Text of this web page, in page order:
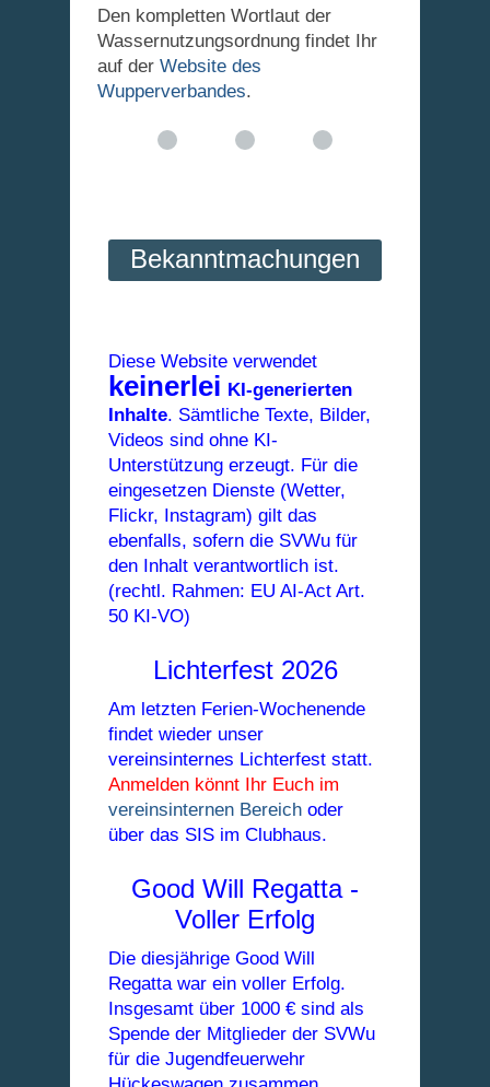
Den kompletten Wortlaut der
Wassernutzungsordnung findet Ihr
auf der Website des
Wupperverbandes.
Bekanntmachungen
Diese Website verwendet
keinerlei KI-generierten
Inhalte. Sämtliche Texte, Bilder,
Videos sind ohne KI-
Unterstützung erzeugt. Für die
eingesetzen Dienste (Wetter,
Flickr, Instagram) gilt das
ebenfalls, sofern die SVWu für
den Inhalt verantwortlich ist.
(rechtl. Rahmen: EU AI-Act Art.
50 KI-VO)
Lichterfest 2026
Am letzten Ferien-Wochenende
findet wieder unser
vereinsinternes Lichterfest statt.
Anmelden könnt Ihr Euch im
vereinsinternen Bereich oder
über das SIS im Clubhaus.
Good Will Regatta -
Voller Erfolg
Die diesjährige Good Will
Regatta war ein voller Erfolg.
Insgesamt über 1000 € sind als
Spende der Mitglieder der SVWu
für die Jugendfeuerwehr